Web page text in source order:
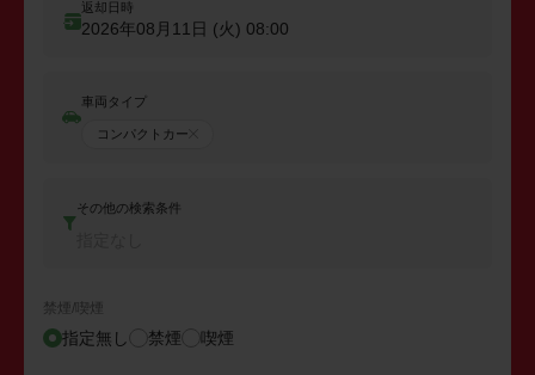
返却日時
2026年08月11日 (火) 08:00
車両タイプ
コンパクトカー
その他の検索条件
禁煙/喫煙
指定無し 禁煙 喫煙